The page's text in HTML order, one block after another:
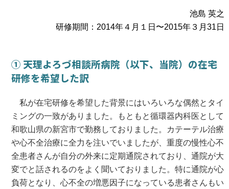
池島 英之
研修期間：2014年４月１日〜2015年３月31日
① 天理よろづ相談所病院（以下、当院）の在宅
研修を希望した訳
私が在宅研修を希望した背景にはいろいろな偶然とタイ
ミングの一致がありました。もともと循環器内科医として
和歌山県の新宮市で勤務しておりました。カテーテル治療
や心不全治療に全力を注いでいましたが、重度の慢性心不
全患者さんが自分の外来に定期通院されており、通院が大
変でと話されるのをよく聞いておりました。特に通院が心
負荷となり、心不全の増悪因子になっている患者さんもい